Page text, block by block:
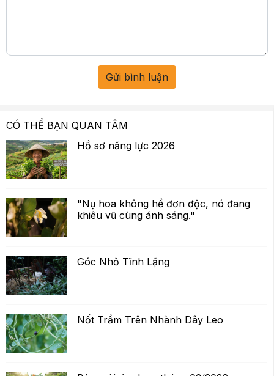
CÓ THỂ BẠN QUAN TÂM
Hồ sơ năng lực 2026
"Nụ hoa không hề đơn độc, nó đang
khiêu vũ cùng ánh sáng."
Góc Nhỏ Tĩnh Lặng
Nốt Trầm Trên Nhành Dây Leo
Gửi bình luận